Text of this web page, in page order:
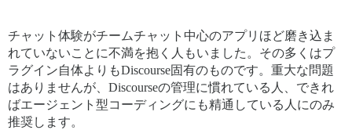
チャット体験がチームチャット中心のアプリほど磨き込ま
れていないことに不満を抱く人もいました。その多くはプ
ラグイン自体よりもDiscourse固有のものです。重大な問題
はありませんが、Discourseの管理に慣れている人、できれ
ばエージェント型コーディングにも精通している人にのみ
推奨します。